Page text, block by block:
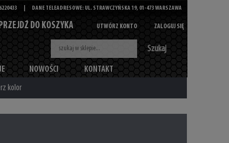
Szukaj
NOWOŚCI KONTAKT
UTWÓRZ KONTO ZALOGUJ SIĘ
DO KOSZYKA
DANE TELEADRESOWE: UL. STRAWCZYŃSKA 19, 01-473 WARSZAWA
kolor